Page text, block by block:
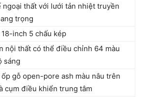
ngoại thất với lưới tản nhiệt truyền
trọng
18-inch 5 chấu kép
nội thất có thể điều chỉnh 64 màu
sáng
gỗ open-pore ash màu nâu trên
cụm điều khiển trung tâm